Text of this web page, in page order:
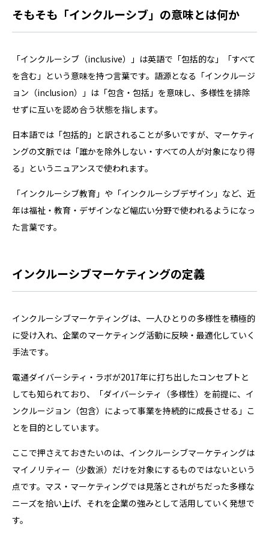
そもそも「インクルーシブ」の意味とは何か
「インクルーシブ（inclusive）」は英語で「包括的な」「すべて
を含む」という意味を持つ言葉です。語源となる「インクルージ
ョン（inclusion）」は「包含・包括」を意味し、多様性を排除
せずに互いを認め合う状態を指します。
日本語では「包括的」と訳されることが多いですが、マーケティ
ングの文脈では「誰かを除外しない・すべての人が対象になり得
る」というニュアンスで使われます。
「インクルーシブ教育」や「インクルーシブデザイン」など、近
年は福祉・教育・デザインなど幅広い分野で使われるようになっ
た言葉です。
インクルーシブマーケティングの定義
インクルーシブマーケティングは、一人ひとりの多様性を積極的
に受け入れ、企業のマーケティング活動に反映・最適化していく
手法です。
電通ダイバーシティ・ラボが2017年に打ち出したコンセプトと
しても知られており、「ダイバーシティ（多様性）を前提に、イ
ンクルージョン（包含）によって事業を持続的に成長させる」こ
とを目的としています。
ここで押さえておきたいのは、インクルーシブマーケティングは
マイノリティー（少数派）だけを対象にするものではないという
点です。マス・マーケティングでは見落とされがちだった多様な
ニーズを拾い上げ、それを企業の強みとして活用していく発想で
す。